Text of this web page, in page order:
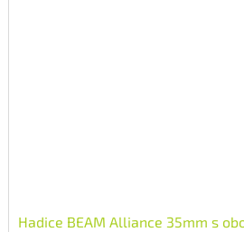
Hadice BEAM Alliance 35mm s